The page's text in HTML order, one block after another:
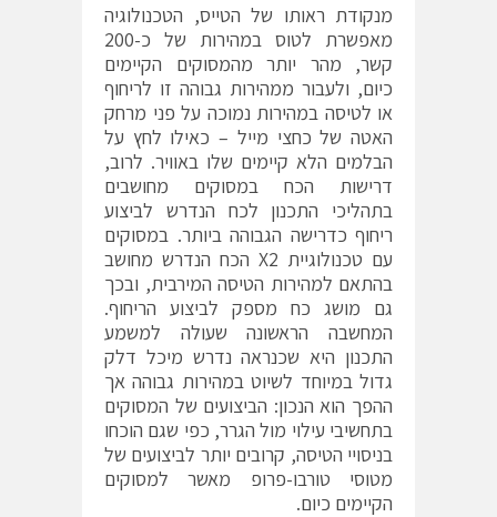
מנקודת ראותו של הטייס, הטכנולוגיה
מאפשרת לטוס במהירות של כ-200
קשר, מהר יותר מהמסוקים הקיימים
כיום, ולעבור ממהירות גבוהה זו לריחוף
או לטיסה במהירות נמוכה על פני מרחק
האטה של כחצי מייל – כאילו לחץ על
הבלמים הלא קיימים שלו באוויר. לרוב,
דרישות הכח במסוקים מחושבים
בתהליכי התכנון לכח הנדרש לביצוע
ריחוף כדרישה הגבוהה ביותר. במסוקים
עם טכנולוגיית X2 הכח הנדרש מחושב
בהתאם למהירות הטיסה המירבית, ובכך
גם מושג כח מספק לביצוע הריחוף.
המחשבה הראשונה שעולה למשמע
התכנון היא שכנראה נדרש מיכל דלק
גדול במיוחד לשיוט במהירות גבוהה אך
ההפך הוא הנכון: הביצועים של המסוקים
בתחשיבי עילוי מול הגרר, כפי שגם הוכחו
בניסויי הטיסה, קרובים יותר לביצועים של
מטוסי טורבו-פרופ מאשר למסוקים
הקיימים כיום.